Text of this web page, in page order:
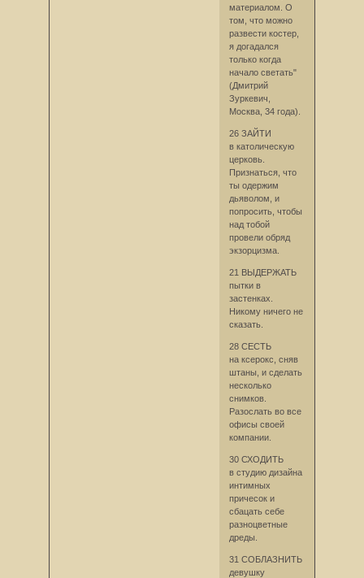
материалом. О
том, что можно
развести костер,
я догадался
только когда
начало светать"
(Дмитрий
Зуркевич,
Москва, 34 года).
26 ЗАЙТИ
в католическую
церковь.
Признаться, что
ты одержим
дьяволом, и
попросить, чтобы
над тобой
провели обряд
экзорцизма.
21 ВЫДЕРЖАТЬ
пытки в
застенках.
Никому ничего не
сказать.
28 СЕСТЬ
на ксерокс, сняв
штаны, и сделать
несколько
снимков.
Разослать во все
офисы своей
компании.
30 СХОДИТЬ
в студию дизайна
интимных
причесок и
сбацать себе
разноцветные
дреды.
31 СОБЛАЗНИТЬ
девушку